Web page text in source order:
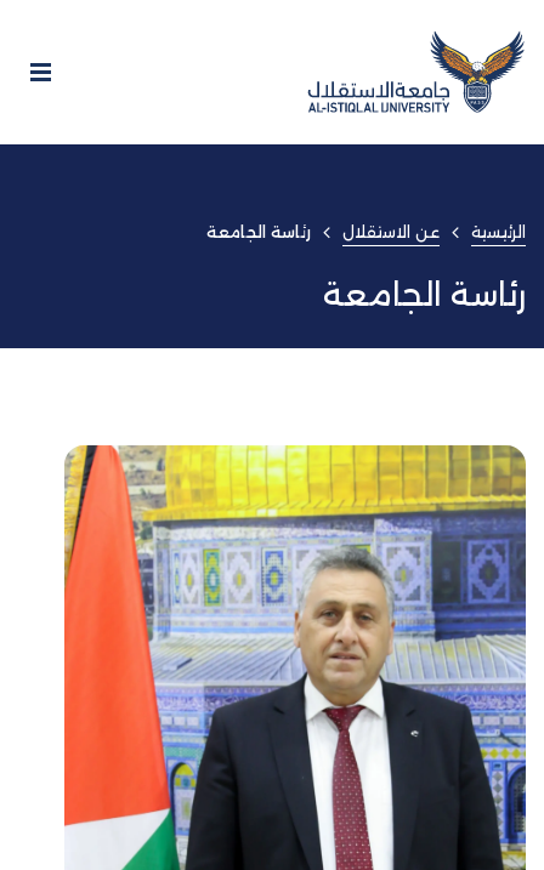
الرئيسية عن الاستقلال رئاسة الجامعة
رئاسة الجامعة